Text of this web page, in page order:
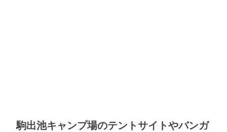
駒出池キャンプ場のテントサイトやバンガ